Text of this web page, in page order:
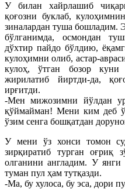
У билан хайрлашиб
қоғозни буклаб,
зиналардан туша бошладим.
бўлганимда, осмондан
дўхтир пайдо бўлдию,
кулоҳимни олиб, астар-
кулоҳ, ўтган бозор куни
жирилатиб йиртди-да,
ирғитди.
-Мен мижозимни йўлдан
қўймайман! Мени ким деб
ўзим сенга бошқатдан
У мени ўз хонси томон
зирқиратиб турган оғриқ
олганини англадим. У
туман пул ҳам тутқазди.
-Ма, бу хулоса, бу эса, дори